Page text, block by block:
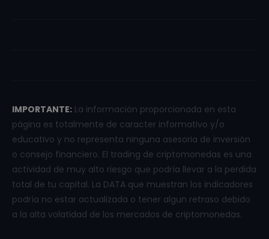
IMPORTANTE: La información proporcionada en esta
página es totalmente de caracter informativo y/o
educativo y no representa ninguna asesoria de inversión
o consejo financiero. El trading de criptomonedas es una
actividad de muy alto riesgo que podría llevar a la perdida
total de tu capital. La DATA que muestran los indicadores
podría no estar actualizada o tener algun retraso debido
a la alta volatidad de los mercados de criptomonedas.